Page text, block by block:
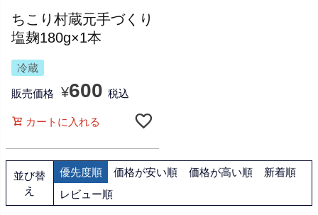
ちこり村蔵元手づくり
塩麹180g×1本
冷蔵
販売価格 ¥600 税込
カートに入れる
並び替
え
優先度順 価格が安い順 価格が高い順
新着順
レビュー順